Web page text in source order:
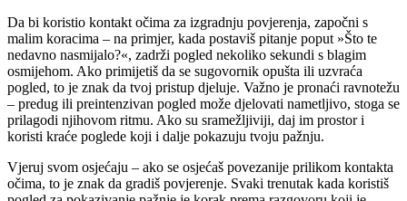
Da bi koristio kontakt očima za izgradnju povjerenja, započni s
malim koracima – na primjer, kada postaviš pitanje poput »Što te
nedavno nasmijalo?«, zadrži pogled nekoliko sekundi s blagim
osmijehom. Ako primijetiš da se sugovornik opušta ili uzvraća
pogled, to je znak da tvoj pristup djeluje. Važno je pronaći ravnotežu
– predug ili preintenzivan pogled može djelovati nametljivo, stoga se
prilagodi njihovom ritmu. Ako su sramežljiviji, daj im prostor i
koristi kraće poglede koji i dalje pokazuju tvoju pažnju.
Vjeruj svom osjećaju – ako se osjećaš povezanije prilikom kontakta
očima, to je znak da gradiš povjerenje. Svaki trenutak kada koristiš